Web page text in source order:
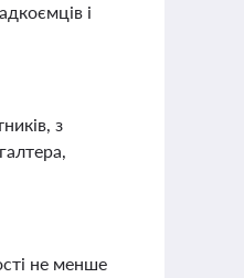
і
з
не менше